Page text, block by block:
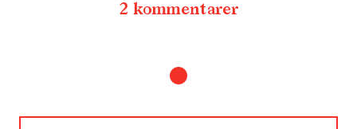
2 kommentarer